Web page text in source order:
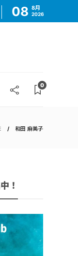
08 8月
2026
0
和田 麻美子
！